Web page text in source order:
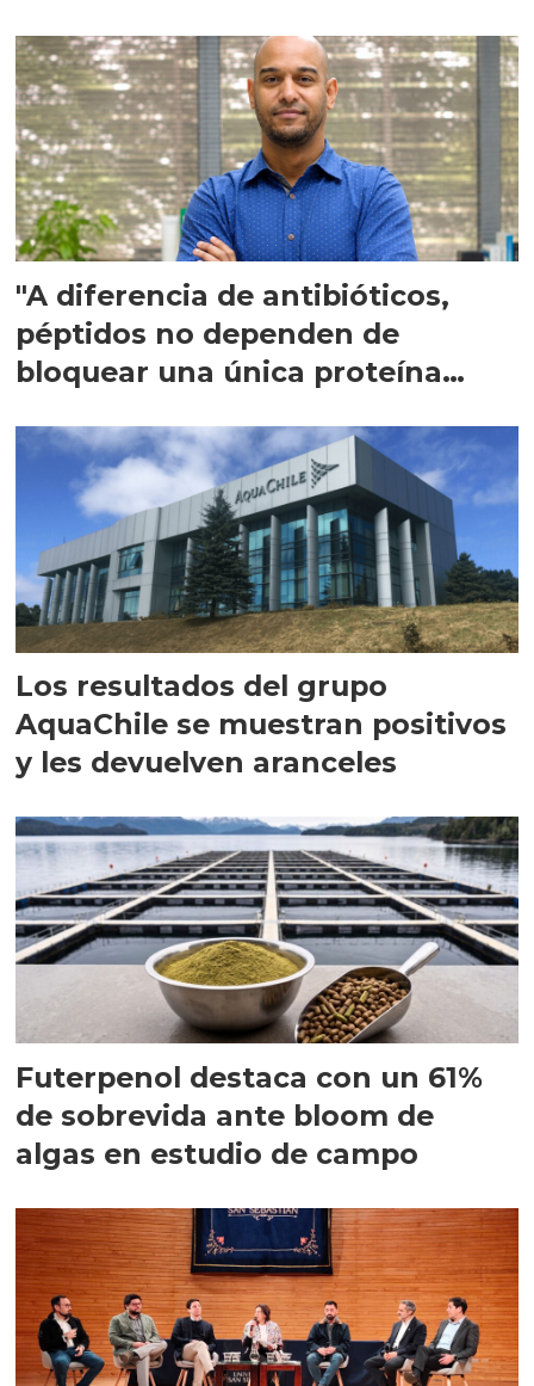
"A diferencia de antibióticos,
péptidos no dependen de
bloquear una única proteína
Los resultados del grupo
AquaChile se muestran positivos
y les devuelven aranceles
Futerpenol destaca con un 61%
de sobrevida ante bloom de
algas en estudio de campo